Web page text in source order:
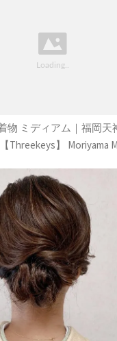
物 ミディアム｜福岡天
Threekeys】 Moriyama